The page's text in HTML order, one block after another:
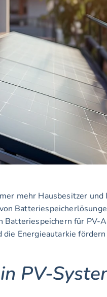
mehr Hausbesitzer
für PV-
Energieautarkie fördern
PV-